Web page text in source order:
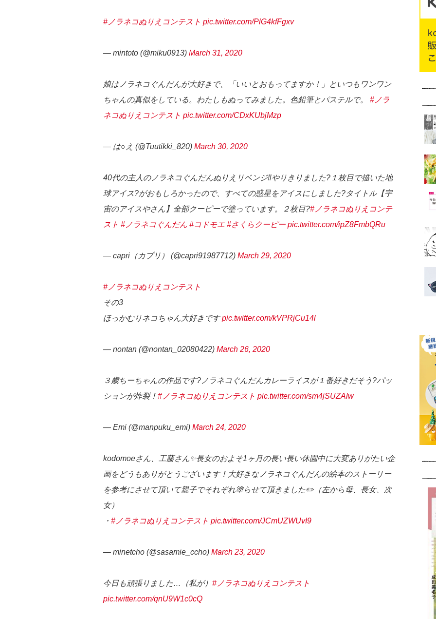
#ノラネコぬりえコンテスト pic.twitter.com/PlG4kfFgxv
— mintoto (@miku0913) March 31, 2020
娘はノラネコぐんだんが大好きで、「いいとおもってますか！」といつもワンワン
ちゃんの真似をしている。わたしもぬってみました。色鉛筆とパステルで。 #ノラ
ネコぬりえコンテスト pic.twitter.com/CDxKUbjMzp
— は○え (@Tuutikki_820) March 30, 2020
40代の主人のノラネコぐんだんぬりえリベンジ‼️やりきりました?１枚目で描いた地
球アイス?がおもしろかったので、すべての惑星をアイスにしました?タイトル【宇
宙のアイスやさん】全部クーピーで塗っています。２枚目?#ノラネコぬりえコンテ
スト #ノラネコぐんだん #コドモエ #さくらクーピー pic.twitter.com/ipZ8FmbQRu
— capri（カプリ） (@capri91987712) March 29, 2020
#ノラネコぬりえコンテスト
その3
ほっかむりネコちゃん大好きですpic.twitter.com/kVPRjCu14l
— nontan (@nontan_02080422) March 26, 2020
３歳ちーちゃんの作品です?ノラネコぐんだんカレーライスが１番好きだそう?パッ
ションが炸裂！ #ノラネコぬりえコンテスト pic.twitter.com/sm4jSUZAlw
— Emi (@manpuku_emi) March 24, 2020
kodomoeさん、工藤さん✨長女のおよそ1ヶ月の長い長い休園中に大変ありがたい企
画をどうもありがとうございます！大好きなノラネコぐんだんの絵本のストーリー
を参考にさせて頂いて親子でそれぞれ塗らせて頂きました✏️（左から母、長女、次
女）
・ #ノラネコぬりえコンテスト pic.twitter.com/JCmUZWUvI9
— minetcho (@sasamie_ccho) March 23, 2020
今日も頑張りました…（私が） #ノラネコぬりえコンテスト
pic.twitter.com/qnU9W1c0cQ